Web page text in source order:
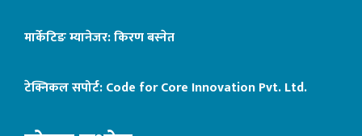
मार्केटिङ म्यानेजर: किरण बस्नेत
टेक्निकल सपोर्ट:Code for Core Innovation Pvt. Ltd.